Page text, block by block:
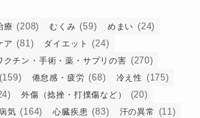
療 (208) むくみ (59) めまい (24)
ア (81) ダイエット (24)
クチン・手術・薬・サプリの害 (270)
(159) 倦怠感・疲労 (68) 冷え性 (175)
外傷（捻挫・打撲傷など） (20)
気 (164) 心臓疾患 (83) 汗の異常 (11)